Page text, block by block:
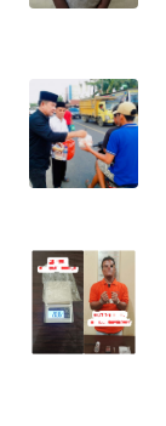
WN
JATIM
WN
KALBAR